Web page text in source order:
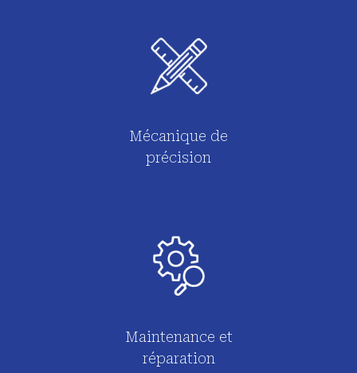
Mécanique de
précision
Maintenance et
réparation